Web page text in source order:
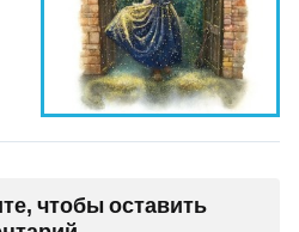
чтобы оставить